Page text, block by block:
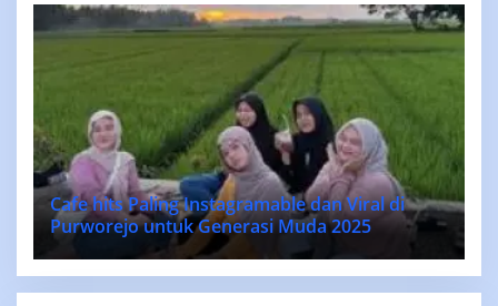
Cafe hits Paling Instagramable dan Viral di
Purworejo untuk Generasi Muda 2025